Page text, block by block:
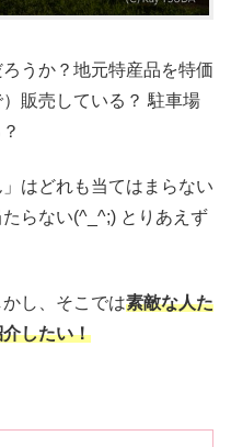
うか？地元特産品を特価
販売している？ 駐車場
はどれも当てはまらない
らない(^_^;) とりあえず
し、そこでは素敵な人た
したい！